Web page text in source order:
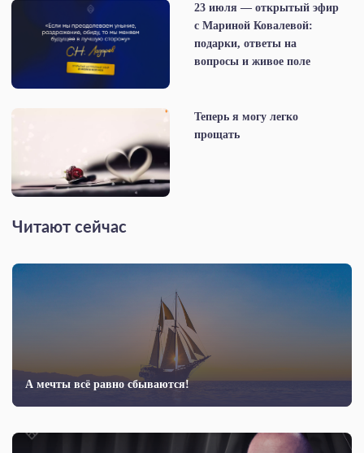
23 июля — открытый эфир
с Мариной Ковалевой:
подарки, ответы на
вопросы и живое поле
Теперь я могу легко
прощать
Читают сейчас
А мечты всё равно сбываются!